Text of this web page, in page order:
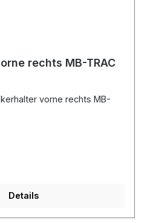
rechts MB-TRAC
vorne rechts MB-
Details